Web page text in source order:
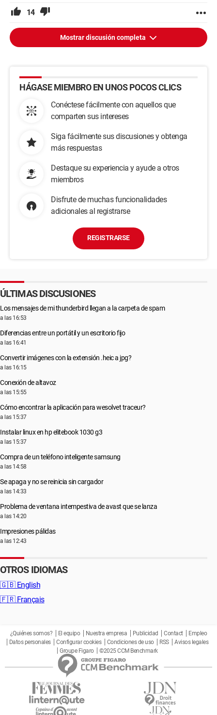
14
Mostrar discusión completa
HÁGASE MIEMBRO EN UNOS POCOS CLICS
Conéctese fácilmente con aquellos que
comparten sus intereses
Siga fácilmente sus discusiones y obtenga
más respuestas
Destaque su experiencia y ayude a otros
miembros
Disfrute de muchas funcionalidades
adicionales al registrarse
REGISTRARSE
ÚLTIMAS DISCUSIONES
Los mensajes de mi thunderbird llegan a la carpeta de spam
a las 16:53
Diferencias entre un portátil y un escritorio fijo
a las 16:41
Convertir imágenes con la extensión .heic a jpg?
a las 16:15
Conexión de altavoz
a las 15:55
Cómo encontrar la aplicación para wesolvet traceur?
a las 15:37
Instalar linux en hp elitebook 1030 g3
a las 15:37
Compra de un teléfono inteligente samsung
a las 14:58
Se apaga y no se reinicia sin cargador
a las 14:33
Problema de ventana intempestiva de avast que se lanza
a las 14:20
Impresiones pálidas
a las 12:43
OTROS IDIOMAS
🇬🇧 English
🇫🇷 Français
¿Quiénes somos? El equipo Nuestra empresa Publicidad Contact
Empleo
Datos personales
Configurar cookies Condiciones de uso RSS
Avisos legales
Groupe Figaro
©2025 CCM Benchmark